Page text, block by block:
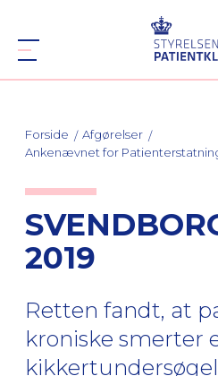
Forside
Afgørelser
Ankenævnet for
2019
Retten fandt, at
kroniske smerter